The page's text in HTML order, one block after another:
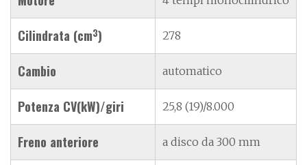
Cilindrata (cm3) 278
Cambio automatico
Potenza CV(kW)/giri 25,8 (19)/8.000
Freno anteriore a disco da 300 mm